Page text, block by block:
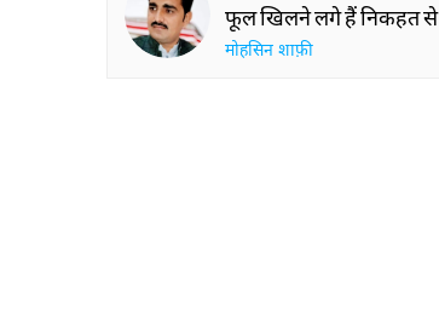
फूल खिलने लगे हैं निकहत से
मोहसिन शाफ़ी